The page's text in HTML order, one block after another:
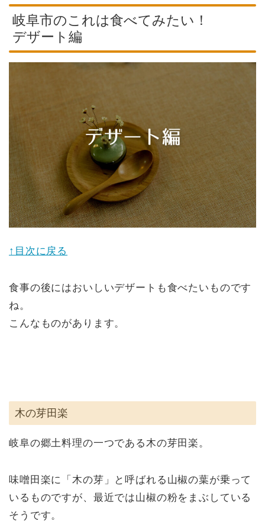
岐阜市のこれは食べてみたい！
デザート編
↑目次に戻る
食事の後にはおいしいデザートも食べたいものです
ね。
こんなものがあります。
木の芽田楽
岐阜の郷土料理の一つである木の芽田楽。
味噌田楽に「木の芽」と呼ばれる山椒の葉が乗って
いるものですが、最近では山椒の粉をまぶしている
そうです。